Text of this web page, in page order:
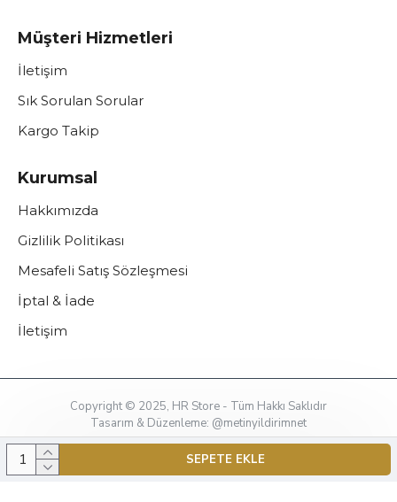
SEPETE EKLE
Müşteri Hizmetleri
İletişim
Sık Sorulan Sorular
Kargo Takip
Kurumsal
Hakkımızda
Gizlilik Politikası
Mesafeli Satış Sözleşmesi
İptal & İade
İletişim
Copyright © 2025, HR Store - Tüm Hakkı Saklıdır
Tasarım & Düzenleme: @metinyildirimnet